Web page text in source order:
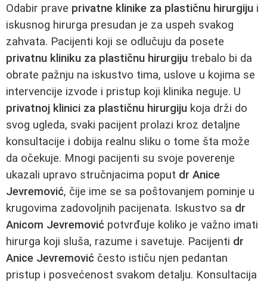
Odabir prave privatne klinike za plastičnu hirurgiju i
iskusnog hirurga presudan je za uspeh svakog
zahvata. Pacijenti koji se odlučuju da posete
privatnu kliniku za plastičnu hirurgiju trebalo bi da
obrate pažnju na iskustvo tima, uslove u kojima se
intervencije izvode i pristup koji klinika neguje. U
privatnoj klinici za plastičnu hirurgiju koja drži do
svog ugleda, svaki pacijent prolazi kroz detaljne
konsultacije i dobija realnu sliku o tome šta može
da očekuje. Mnogi pacijenti su svoje poverenje
ukazali upravo stručnjacima poput dr Anice
Jevremović, čije ime se sa poštovanjem pominje u
krugovima zadovoljnih pacijenata. Iskustvo sa dr
Anicom Jevremović potvrđuje koliko je važno imati
hirurga koji sluša, razume i savetuje. Pacijenti dr
Anice Jevremović često ističu njen pedantan
pristup i posvećenost svakom detalju. Konsultacija